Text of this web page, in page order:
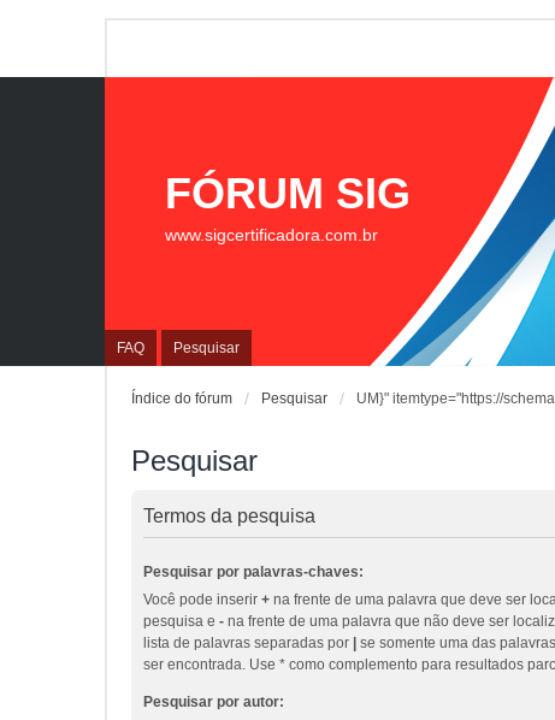
FAQ Pesquisar
FÓRUM SIG
www.sigcertificadora.com.br
Índice do fórum Pesquisar UM}" itemtype="https://
Pesquisar
Termos da pesquisa
Pesquisar por palavras-chaves:
Você pode inserir + na frente de uma palavra que deve ser
pesquisa e - na frente de uma palavra que não deve ser
lista de palavras separadas por
se somente uma das
ser encontrada. Use * como complemento para resultados
Pesquisar por autor: